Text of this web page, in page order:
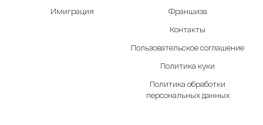
Имиграция Франшиза
Контакты
Пользовательское соглашение
Политика куки
Политика обработки
персональных данных